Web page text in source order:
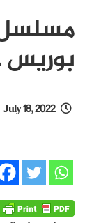
مسلسل
July 18, 2022